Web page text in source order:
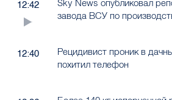
12:42
Sky News опубликовал
завода ВСУ по
12:40
Рецидивист проник в
похитил телефон